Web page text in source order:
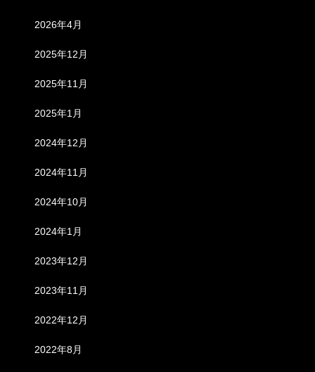
2026年4月
2025年12月
2025年11月
2025年1月
2024年12月
2024年11月
2024年10月
2024年1月
2023年12月
2023年11月
2022年12月
2022年8月